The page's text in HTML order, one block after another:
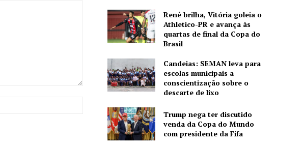
Renê brilha, Vitória goleia o
Athletico-PR e avança às
quartas de final da Copa do
Brasil
Candeias: SEMAN leva para
escolas municipais a
conscientização sobre o
descarte de lixo
Trump nega ter discutido
venda da Copa do Mundo
com presidente da Fifa